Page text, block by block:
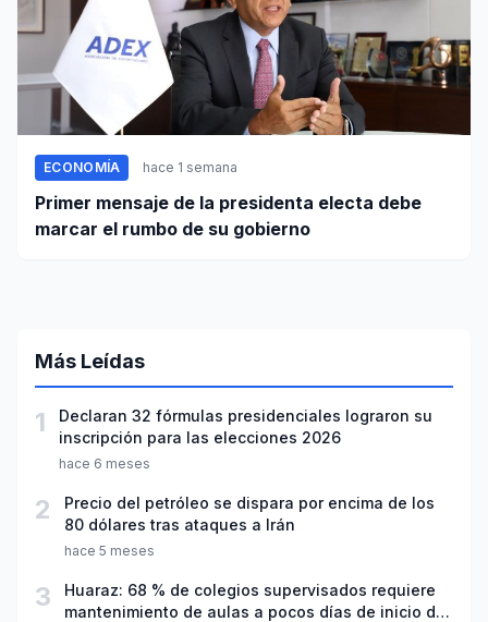
ECONOMÍA hace 1 semana
Primer mensaje de la presidenta electa debe
marcar el rumbo de su gobierno
Más Leídas
1
Declaran 32 fórmulas presidenciales lograron su
inscripción para las elecciones 2026
hace 6 meses
2
Precio del petróleo se dispara por encima de los
80 dólares tras ataques a Irán
hace 5 meses
3
Huaraz: 68 % de colegios supervisados requiere
mantenimiento de aulas a pocos días de inicio del